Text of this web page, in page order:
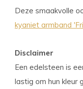
Deze smaakvolle
kyaniet armband
Disclaimer
Een edelsteen is
lastig om hun kleur